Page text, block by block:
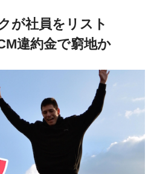
が社員をリスト
違約金で窮地か